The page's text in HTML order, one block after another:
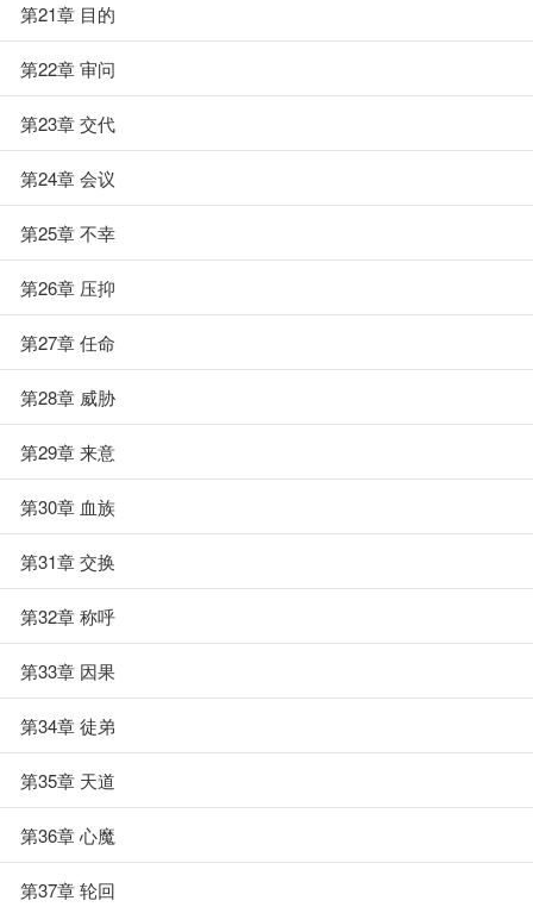
第21章 目的
第22章 审问
第23章 交代
第24章 会议
第25章 不幸
第26章 压抑
第27章 任命
第28章 威胁
第29章 来意
第30章 血族
第31章 交换
第32章 称呼
第33章 因果
第34章 徒弟
第35章 天道
第36章 心魔
第37章 轮回